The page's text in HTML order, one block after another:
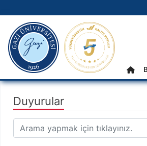
Ana Menü
gazi.edu.tr
Duyurular